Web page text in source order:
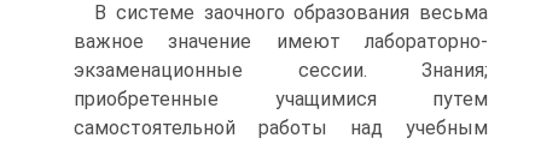
В системе заочного образования весьма
важное значение имеют лабораторно-
экзаменационные сессии. Знания;
приобретенные учащимися путем
самостоятельной работы над учебным